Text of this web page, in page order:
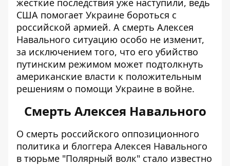
жесткие последствия уже наступили, ведь
США помогает Украине бороться с
российской армией. А смерть Алексея
Навального ситуацию особо не изменит,
за исключением того, что его убийство
путинским режимом может подтолкнуть
американские власти к положительным
решениям о помощи Украине в войне.
Смерть Алексея Навального
О смерть российского оппозиционного
политика и блоггера Алексея Навального
в тюрьме "Полярный волк" стало известно